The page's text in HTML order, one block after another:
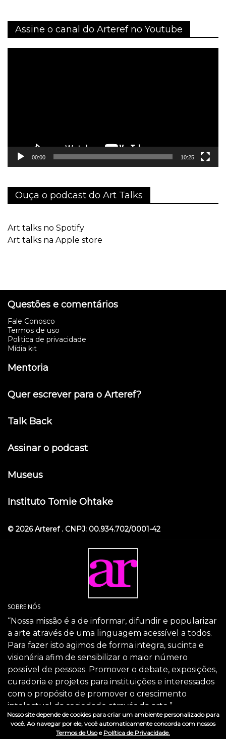
Assine o canal do Arteref no Youtube
00:00 10:25
Ouça o podcast do Art Talks
Art talks no Spotify
Art talks na Apple store
Questões e comentários
Fale Conosco
Termos de uso
Politica de privacidade
Mídia kit
Mentoria
Quer escrever para o Arteref?
Talk Back
Assinar o podcast
Museus
Instituto Tomie Ohtake
© 2026 Arteref . CNPJ: 00.934.702/0001-42
SOBRE NÓS
“Nossa missão é a de informar, difundir e popularizar
a arte através de uma linguagem acessível a todos.
Para fazer isto agimos de forma integra, sucinta e
visionária afim de sensibilizar o maior número
possível de pessoas. Promover o debate, exposições,
curadoria e projetos para instituições e interessados
com o propósito de promover o crescimento
intelectual da sociedade através da arte.”
SIGA-NOS
Nosso site depende de cookies para criar um ambiente personalizado para
você. Ao navegar por ele, você automaticamente concorda com nossos
Termos de Usoe Política de Privacidade.